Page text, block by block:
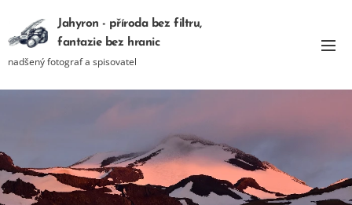
Jahyron - příroda bez filtru,
fantazie bez hranic
nadšený fotograf a spisovatel